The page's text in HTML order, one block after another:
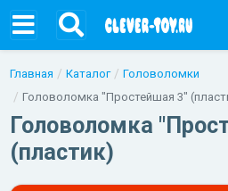
Главная Каталог
Головоломки
Головоломка "Простейшая 3"
Головоломка
(пластик)